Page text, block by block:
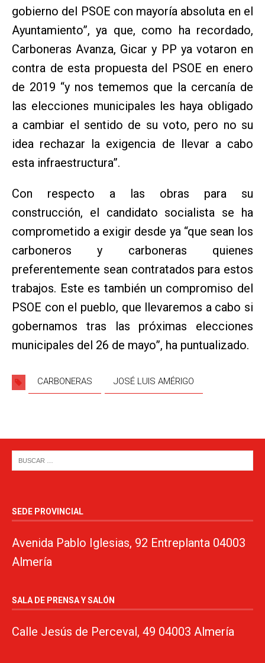
gobierno del PSOE con mayoría absoluta en el
Ayuntamiento”, ya que, como ha recordado,
Carboneras Avanza, Gicar y PP ya votaron en
contra de esta propuesta del PSOE en enero
de 2019 “y nos tememos que la cercanía de
las elecciones municipales les haya obligado
a cambiar el sentido de su voto, pero no su
idea rechazar la exigencia de llevar a cabo
esta infraestructura”.
Con respecto a las obras para su
construcción, el candidato socialista se ha
comprometido a exigir desde ya “que sean los
carboneros y carboneras quienes
preferentemente sean contratados para estos
trabajos. Este es también un compromiso del
PSOE con el pueblo, que llevaremos a cabo si
gobernamos tras las próximas elecciones
municipales del 26 de mayo”, ha puntualizado.
CARBONERAS JOSÉ LUIS AMÉRIGO
SEDE PROVINCIAL
Avenida Pablo Iglesias, 92 Entreplanta 04003
Almería
SALA DE PRENSA Y SALÓN
Calle Jesús de Perceval, 49 04003 Almería